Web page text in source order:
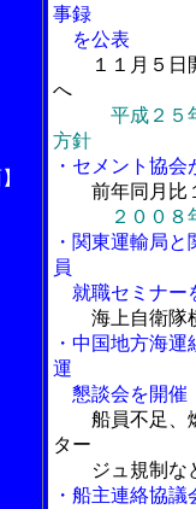
事録
を公表
１１月５
へ
平成２５
方針
・セメント協
前年同月比
２００
・関東運輸局
員
就職セミナー
海上自衛隊
・中国地方海
運
懇談会を開催
船員不足、
ター
ジュ規制など
・船主連絡協